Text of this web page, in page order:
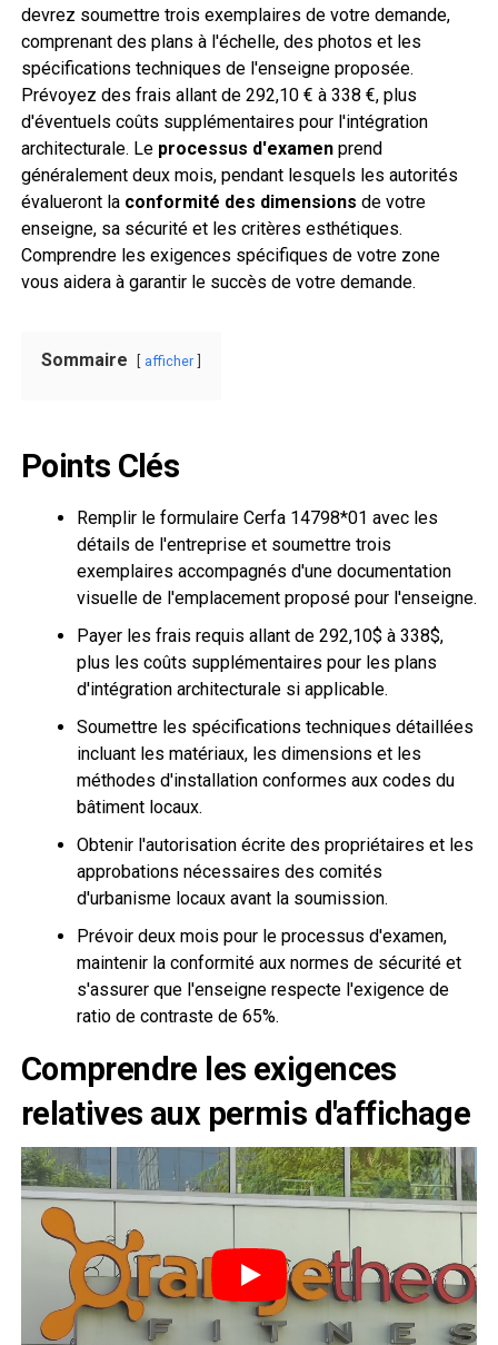
devrez soumettre trois exemplaires de votre demande,
comprenant des plans à l'échelle, des photos et les
spécifications techniques de l'enseigne proposée.
Prévoyez des frais allant de 292,10 € à 338 €, plus
d'éventuels coûts supplémentaires pour l'intégration
architecturale. Le processus d'examenprend
généralement deux mois, pendant lesquels les autorités
évalueront la conformité des dimensions de votre
enseigne, sa sécurité et les critères esthétiques.
Comprendre les exigences spécifiques de votre zone
vous aidera à garantir le succès de votre demande.
Sommaire afficher
Points Clés
Remplir le formulaire Cerfa 14798*01 avec les
détails de l'entreprise et soumettre trois
exemplaires accompagnés d'une documentation
visuelle de l'emplacement proposé pour l'enseigne.
Payer les frais requis allant de 292,10$ à 338$,
plus les coûts supplémentaires pour les plans
d'intégration architecturale si applicable.
Soumettre les spécifications techniques détaillées
incluant les matériaux, les dimensions et les
méthodes d'installation conformes aux codes du
bâtiment locaux.
Obtenir l'autorisation écrite des propriétaires et les
approbations nécessaires des comités
d'urbanisme locaux avant la soumission.
Prévoir deux mois pour le processus d'examen,
maintenir la conformité aux normes de sécurité et
s'assurer que l'enseigne respecte l'exigence de
ratio de contraste de 65%.
Comprendre les exigences
relatives aux permis d'affichage